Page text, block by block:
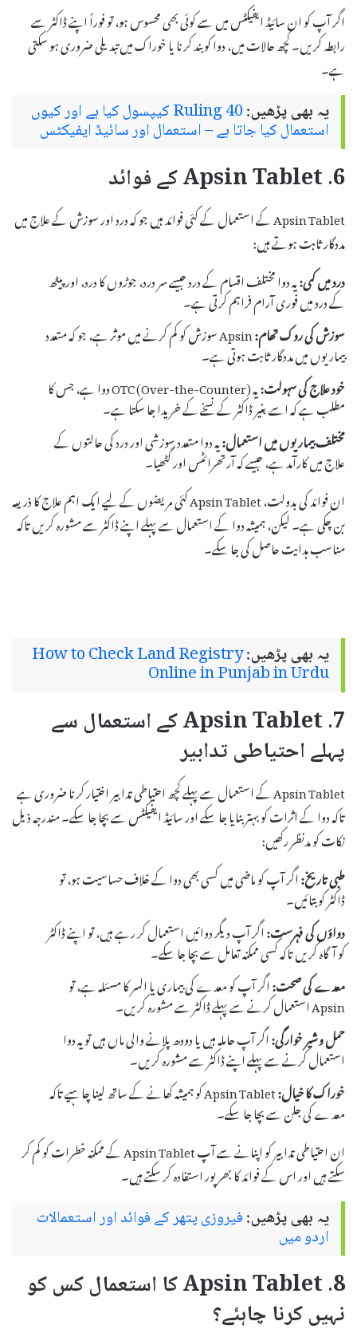
اگر آپ کو ان سائیڈ ایفیکٹس میں سے کوئی بھی محسوس ہو، تو فوراً اپنے ڈاکٹر سے
رابطہ کریں۔ کچھ حالات میں، دوا کو بند کرنا یا خوراک میں تبدیلی ضروری ہو سکتی
ہے۔
یہ بھی پڑھیں: Ruling 40 کیپسول کیا ہے اور کیوں
استعمال کیا جاتا ہے – استعمال اور سائیڈ ایفیکٹس
6. Apsin Tablet کے فوائد
Apsin Tablet کے استعمال کے کئی فوائد ہیں جو کہ درد اور سوزش کے علاج میں
مددگار ثابت ہوتے ہیں:
درد میں کمی:یہ دوا مختلف اقسام کے درد جیسے سر درد، جوڑوں کا درد، اور پیٹھ
کے درد میں فوری آرام فراہم کرتی ہے۔
سوزش کی روک تھام:
Apsin سوزش کو کم کرنے میں موثر ہے، جو کہ متعدد
بیماریوں میں مددگار ثابت ہوتی ہے۔
خود علاج کی سہولت:
یہ OTC (Over-the-Counter) دوا ہے، جس کا
مطلب ہے کہ اسے بغیر ڈاکٹر کے نسخے کے خریدا جا سکتا ہے۔
مختلف بیماریوں میں استعمال:یہ دوا متعدد سوزشی اور درد کی حالتوں کے
علاج میں کارآمد ہے، جیسے کہ آرتھرائٹس اور گٹھیا۔
ان فوائد کی بدولت، Apsin Tablet کئی مریضوں کے لیے ایک اہم علاج کا ذریعہ
بن چکی ہے۔ لیکن، ہمیشہ دوا کے استعمال سے پہلے اپنے ڈاکٹر سے مشورہ کریں تاکہ
مناسب ہدایت حاصل کی جا سکے۔
یہ بھی پڑھیں:How to Check Land Registry
Online in Punjab in Urdu
7. Apsin Tablet کے استعمال سے
پہلے احتیاطی تدابیر
Apsin Tablet کے استعمال سے پہلے کچھ احتیاطی تدابیر اختیار کرنا ضروری ہے
تاکہ دوا کے اثرات کو بہتر بنایا جا سکے اور سائیڈ ایفیکٹس سے بچا جا سکے۔ مندرجہ ذیل
نکات کو مدنظر رکھیں:
طبی تاریخ:اگر آپ کو ماضی میں کسی بھی دوا کے خلاف حساسیت ہو، تو
ڈاکٹر کو بتائیں۔
دواؤں کی فہرست:اگر آپ دیگر دوائیں استعمال کر رہے ہیں، تو اپنے ڈاکٹر
کو آگاہ کریں تاکہ کسی ممکنہ تعامل سے بچا جا سکے۔
معدے کی صحت:اگر آپ کو معدے کی بیماری یا السر کا مسئلہ ہے، تو
Apsin استعمال کرنے سے پہلے ڈاکٹر سے مشورہ کریں۔
حمل و شیر خوارگی:اگر آپ حاملہ ہیں یا دودھ پلانے والی ماں ہیں تو یہ دوا
استعمال کرنے سے پہلے اپنے ڈاکٹر سے مشورہ کریں۔
خوراک کا خیال:
Apsin Tablet کو ہمیشہ کھانے کے ساتھ لینا چاہیے تاکہ
معدے کی جلن سے بچا جا سکے۔
ان احتیاطی تدابیر کو اپنانے سے آپ Apsin Tablet کے ممکنہ خطرات کو کم کر
سکتے ہیں اور اس کے فوائد کا بھرپور استفادہ کر سکتے ہیں۔
یہ بھی پڑھیں:فیروزی پتھر کے فوائد اور استعمالات
اردو میں
8. Apsin Tablet کا استعمال کس کو
نہیں کرنا چاہئے؟